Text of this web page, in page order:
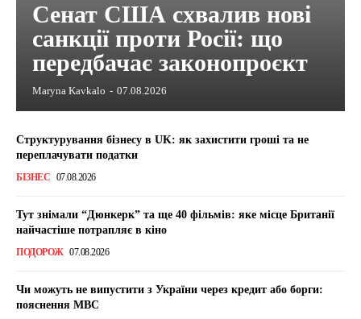
Сенат США схвалив нові
санкції проти Росії: що
передбачає законопроєкт
Maryna Kavkalo - 07.08.2026
Структурування бізнесу в UK: як захистити гроші та не
переплачувати податки
БІЗНЕС 07.08.2026
Тут знімали “Дюнкерк” та ще 40 фільмів: яке місце Британії
найчастіше потрапляє в кіно
ПОДОРОЖ 07.08.2026
Чи можуть не випустити з України через кредит або борги:
пояснення МВС